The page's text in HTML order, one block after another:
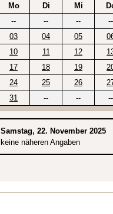
Mo Di Mi
--
-- --
--
03
04 05
10
11 12
17
18 19
24
25 26
31
-- -- --
Samstag, 22. November 2025
keine näheren Angaben